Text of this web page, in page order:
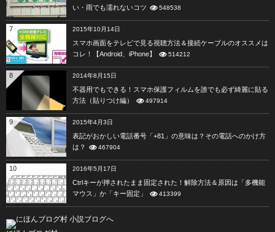
い・雨でも濡れないコツ
548538
7 2015年10月14日
スマホ画面をテレビで見る視聴方法＆接続ケーブルのオススメは
コレ！【Android、iPhone】
514212
8 2014年8月15日
不器用でもできる！スマホ保護フィルムを誰でも必ず綺麗に貼る
方法（貼りつけ編）
497914
9 2015年4月3日
表記がおかしい電話番号「+81」の意味は？その電話へのかけ方
は？
467904
10 2016年5月17日
Ctrlキーが押されたまま固定された！解除方法＆原因は「多機能
マウス」か「キー固定」
413399